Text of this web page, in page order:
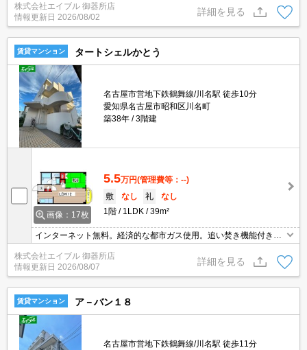
郵便局へ360m。マックスバリュへ660m。ドラッグストアへ680
m。
株式会社エイブル 御器所店
情報更新日 2026/08/02
詳細を見る
賃貸マンション タートシェルかとう
名古屋市営地下鉄鶴舞線/川名駅 徒歩10分
愛知県名古屋市昭和区川名町
築38年
3階建
画像：17枚
5.5万円(管理費等：--)
敷
なし 礼
なし
1階
1LDK 39m²
インターネット無料。経済的な都市ガス使用。追い焚き機能付きバ
550m。マクドナルドへ900m。スーパーマックスバリューへ1,300
m。
株式会社エイブル 御器所店
情報更新日 2026/08/07
詳細を見る
賃貸マンション ア－バン１８
名古屋市営地下鉄鶴舞線/川名駅 徒歩11分